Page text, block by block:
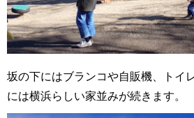
坂の下にはブランコや自販機、トイ
には横浜らしい家並みが続きます。